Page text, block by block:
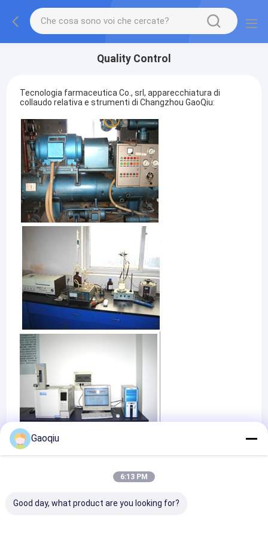
Quality Control
Tecnologia farmaceutica Co., srl, apparecchiatura di
collaudo relativa e strumenti diChangzhou GaoQiu:
Certificates
Gaoqiu
6:13 PM
Good day, what product are you looking for?